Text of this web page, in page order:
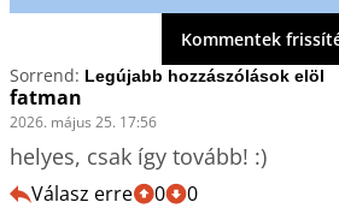
Kommentek
Sorrend:
fatman
2026. május 25. 17:56
helyes, csak így tovább! :)
Válasz erre 0 0